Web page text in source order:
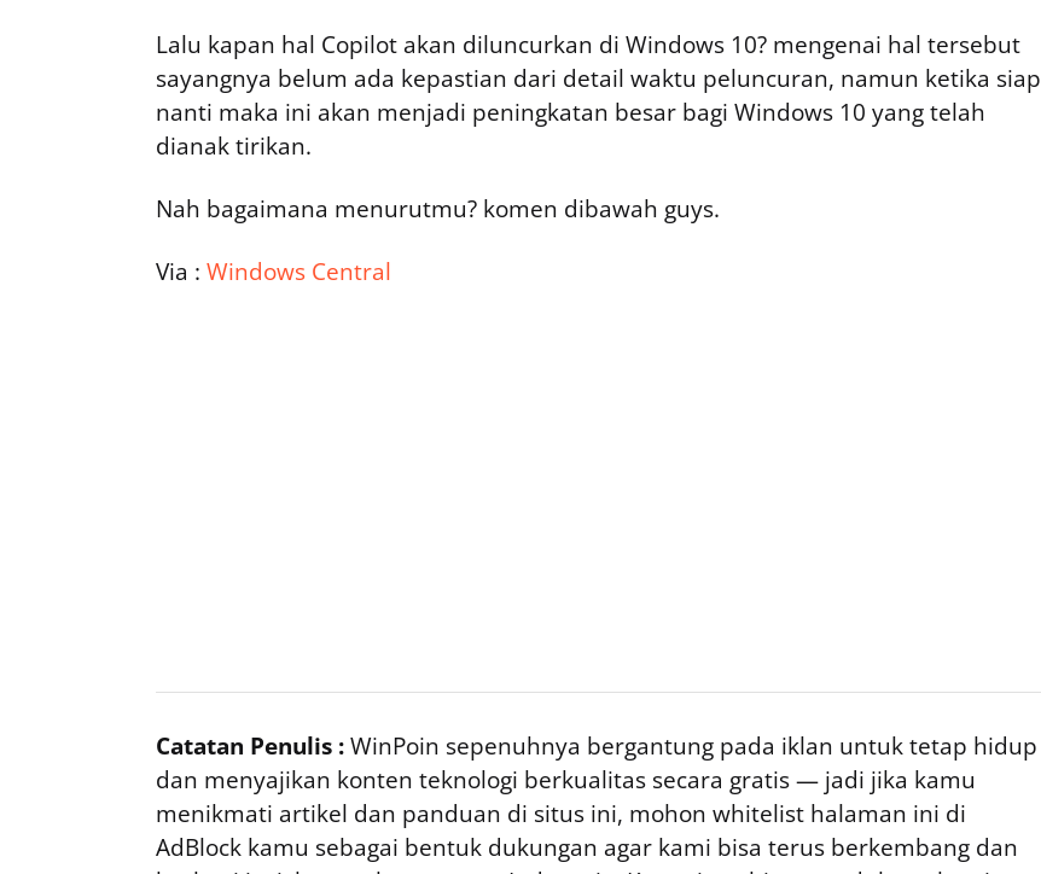
Lalu kapan hal Copilot akan diluncurkan di Windows 10? mengenai hal tersebut
sayangnya belum ada kepastian dari detail waktu peluncuran, namun ketika siap
nanti maka ini akan menjadi peningkatan besar bagi Windows 10 yang telah
dianak tirikan.
Nah bagaimana menurutmu? komen dibawah guys.
Via : Windows Central
Catatan Penulis :WinPoin sepenuhnya bergantung pada iklan untuk tetap hidup
dan menyajikan konten teknologi berkualitas secara gratis — jadi jika kamu
menikmati artikel dan panduan di situs ini, mohon whitelist halaman ini di
AdBlock kamu sebagai bentuk dukungan agar kami bisa terus berkembang dan